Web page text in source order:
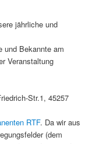
jährliche und
und Bekannte am
Veranstaltung
Str.1, 45257
RTF. Da wir aus
(dem